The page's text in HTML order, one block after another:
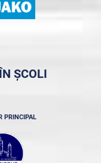
ȘCOLI
PRINCIPAL